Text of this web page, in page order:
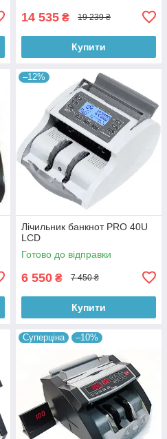
14 535 ₴ 19 239 ₴
Купити
–12%
Лічильник банкнот PRO 40U
LCD
Готово до відправки
6 550 ₴ 7 450 ₴
Купити
Суперціна –10%